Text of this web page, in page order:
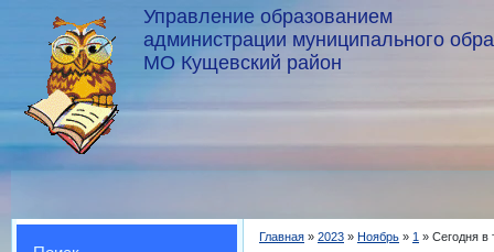
Управление образованием
администрации муниципального
МО Кущевский район
Главная » 2023 » Ноябрь » 1 » Сегодня в